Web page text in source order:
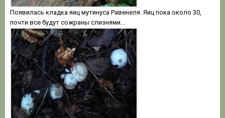
Появилась кладка яиц мутинуса Равенеля. Яиц пока около 30,
почти все будут сожраны слизнями...